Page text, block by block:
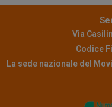
Via
Codice
La sede nazionale del